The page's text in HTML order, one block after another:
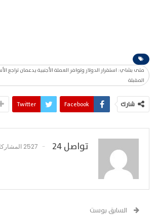
متى بشاي: استقرار الدولار وتوافر العملة الأجنبية يدعمان تراجع
المقبلة
شارك Facebook
Twitter
تواصل 24 2527 المشاركات
السابق بوست